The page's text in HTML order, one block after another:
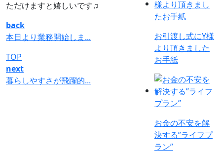
ただけますと嬉しいです♫
back
本日より業務開始しま...
TOP
next
暮らしやすさが飛躍的...
お引渡し式にY様
より頂きました
お手紙
お金の不安を解
決する”ライフプ
ラン”